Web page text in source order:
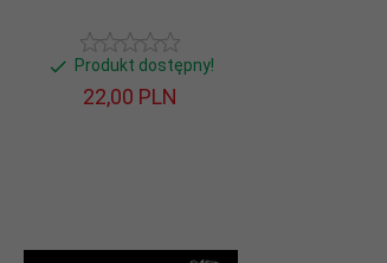
Produkt dostępny!
22,00 PLN